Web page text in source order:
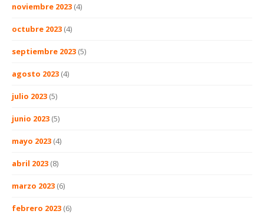
noviembre 2023 (4)
octubre 2023 (4)
septiembre 2023 (5)
agosto 2023 (4)
julio 2023 (5)
junio 2023 (5)
mayo 2023 (4)
abril 2023 (8)
marzo 2023 (6)
febrero 2023 (6)